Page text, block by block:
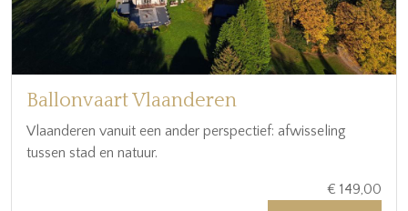
Ballonvaart Vlaanderen
Vlaanderen vanuit een ander perspectief: afwisseling
tussen stad en natuur.
€ 149,00